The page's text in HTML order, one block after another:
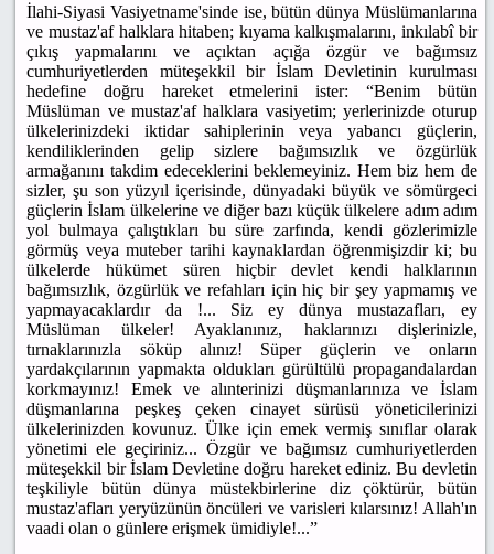
İlahi-Siyasi Vasiyetname'sinde ise, bütün dünya Müslümanlarına
ve mustaz'af halklara hitaben; kıyama kalkışmalarını, inkılabî bir
çıkış yapmalarını ve açıktan açığa özgür ve bağımsız
cumhuriyetlerden müteşekkil bir İslam Devletinin kurulması
hedefine doğru hareket etmelerini ister: “Benim bütün
Müslüman ve mustaz'af halklara vasiyetim; yerlerinizde oturup
ülkelerinizdeki iktidar sahiplerinin veya yabancı güçlerin,
kendiliklerinden gelip sizlere bağımsızlık ve özgürlük
armağanını takdim edeceklerini beklemeyiniz. Hem biz hem de
sizler, şu son yüzyıl içerisinde, dünyadaki büyük ve sömürgeci
güçlerin İslam ülkelerine ve diğer bazı küçük ülkelere adım adım
yol bulmaya çalıştıkları bu süre zarfında, kendi gözlerimizle
görmüş veya muteber tarihi kaynaklardan öğrenmişizdir ki; bu
ülkelerde hükümet süren hiçbir devlet kendi halklarının
bağımsızlık, özgürlük ve refahları için hiç bir şey yapmamış ve
yapmayacaklardır da !... Siz ey dünya mustazafları, ey
Müslüman ülkeler! Ayaklanınız, haklarınızı dişlerinizle,
tırnaklarınızla söküp alınız! Süper güçlerin ve onların
yardakçılarının yapmakta oldukları gürültülü propagandalardan
korkmayınız! Emek ve alınterinizi düşmanlarınıza ve İslam
düşmanlarına peşkeş çeken cinayet sürüsü yöneticilerinizi
ülkelerinizden kovunuz. Ülke için emek vermiş sınıflar olarak
yönetimi ele geçiriniz... Özgür ve bağımsız cumhuriyetlerden
müteşekkil bir İslam Devletine doğru hareket ediniz. Bu devletin
teşkiliyle bütün dünya müstekbirlerine diz çöktürür, bütün
mustaz'afları yeryüzünün öncüleri ve varisleri kılarsınız! Allah'ın
vaadi olan o günlere erişmek ümidiyle!...”